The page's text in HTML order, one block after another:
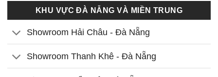
KHU VỰC ĐÀ NẴNG VÀ MIỀN TRUNG
Showroom Hải Châu - Đà Nẵng
Showroom Thanh Khê - Đà Nẵng